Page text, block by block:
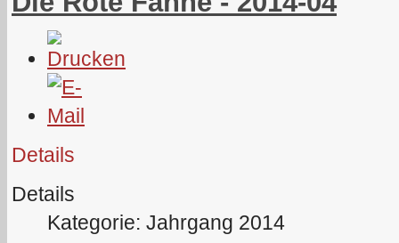
Details
Details
Kategorie: Jahrgang 2014